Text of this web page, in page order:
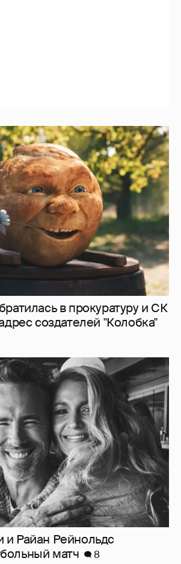
в прокуратуру и СК
создателей "Колобка"
и Райан Рейнольдс
матч
8